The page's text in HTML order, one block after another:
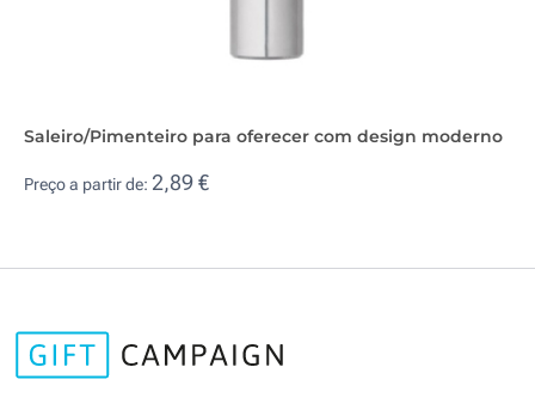
Saleiro/Pimenteiro para oferecer com design moderno
Preço a partir de: 2,89 €